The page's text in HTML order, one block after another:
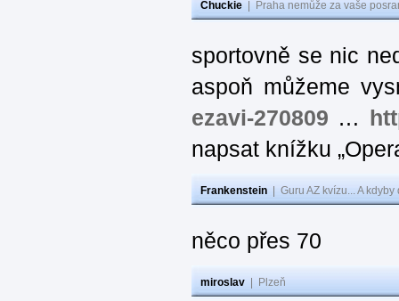
Chuckie Praha nemůže za vaše
sportovně se nic
aspoň můžeme
ezavi-270809 …
napsat knížku
Frankenstein Guru AZ kvízu... A
něco přes 70
miroslav Plzeň